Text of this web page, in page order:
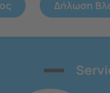
Δήλωση